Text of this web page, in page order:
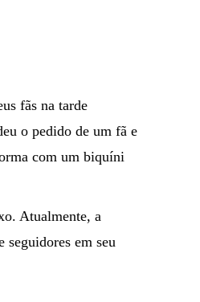
fãs na tarde
o pedido de um fã e
com um biquíni
Atualmente, a
em seu